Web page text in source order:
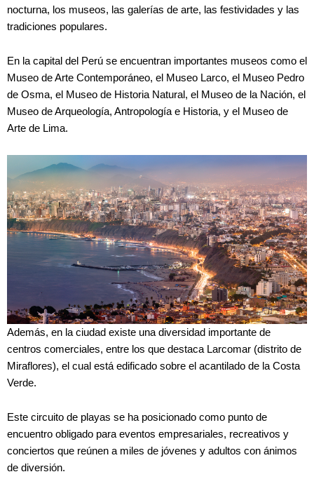
nocturna, los museos, las galerías de arte, las festividades y las
tradiciones populares.
En la capital del Perú se encuentran importantes museos como el
Museo de Arte Contemporáneo, el Museo Larco, el Museo Pedro
de Osma, el Museo de Historia Natural, el Museo de la Nación, el
Museo de Arqueología, Antropología e Historia, y el Museo de
Arte de Lima.
Además, en la ciudad existe una diversidad importante de
centros comerciales, entre los que destaca Larcomar (distrito de
Miraflores), el cual está edificado sobre el acantilado de la Costa
Verde.
Este circuito de playas se ha posicionado como punto de
encuentro obligado para eventos empresariales, recreativos y
conciertos que reúnen a miles de jóvenes y adultos con ánimos
de diversión.